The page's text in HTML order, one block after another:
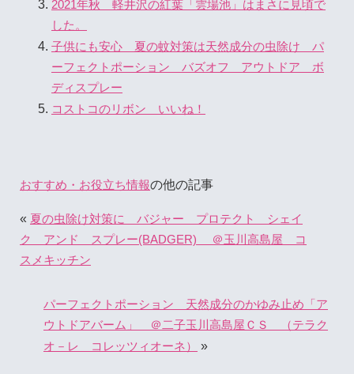
2021年秋 軽井沢の紅葉「雲場池」はまさに見頃で
した。
子供にも安心 夏の蚊対策は天然成分の虫除け パ
ーフェクトポーション バズオフ アウトドア ボ
ディスプレー
コストコのリボン いいね！
おすすめ・お役立ち情報の他の記事
« 夏の虫除け対策に バジャー プロテクト シェイ
ク アンド スプレー(BADGER) ＠玉川高島屋 コ
スメキッチン
パーフェクトポーション 天然成分のかゆみ止め「ア
ウトドアバーム」 ＠二子玉川高島屋ＣＳ （テラク
オ－レ コレッツィオーネ）
»